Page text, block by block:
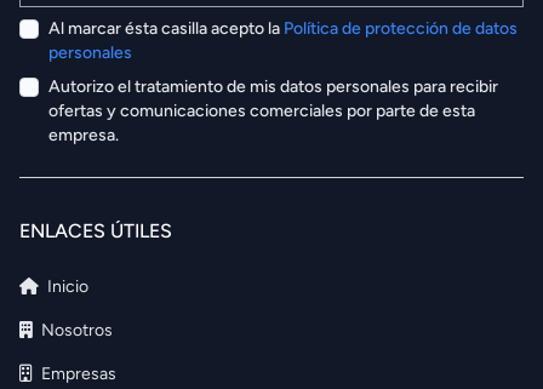
Al marcar ésta casilla acepto la Política de protección de datos
personales
Autorizo el tratamiento de mis datos personales para recibir
ofertas y comunicaciones comerciales por parte de esta
empresa.
ENLACES ÚTILES
Inicio
Nosotros
Empresas